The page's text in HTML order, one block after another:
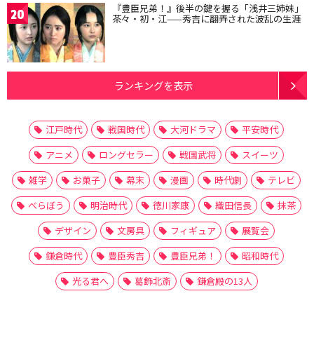
20 『豊臣兄弟！』後半の鍵を握る「浅井三姉妹」
茶々・初・江——秀吉に翻弄された波乱の生涯
ランキングを表示
江戸時代 戦国時代 大河ドラマ
平安時代
アニメ
ロングセラー 戦国武将
スイーツ
雑学
お菓子 幕末 漫画 時代劇
テレビ
べらぼう
明治時代 徳川家康 織田信長
抹茶
デザイン
文房具 フィギュア
展覧会
鎌倉時代
豊臣秀吉 豊臣兄弟！
昭和時代
光る君へ
葛飾北斎 鎌倉殿の13人